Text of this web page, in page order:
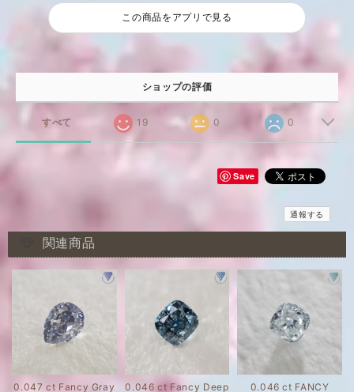
この商品をアプリで見る
ショップの評価
すべて 19 0 0
Save
通報する
関連商品
0.047 ct Fancy Gray
0.046 ct Fancy Deep
0.046 ct FANCY